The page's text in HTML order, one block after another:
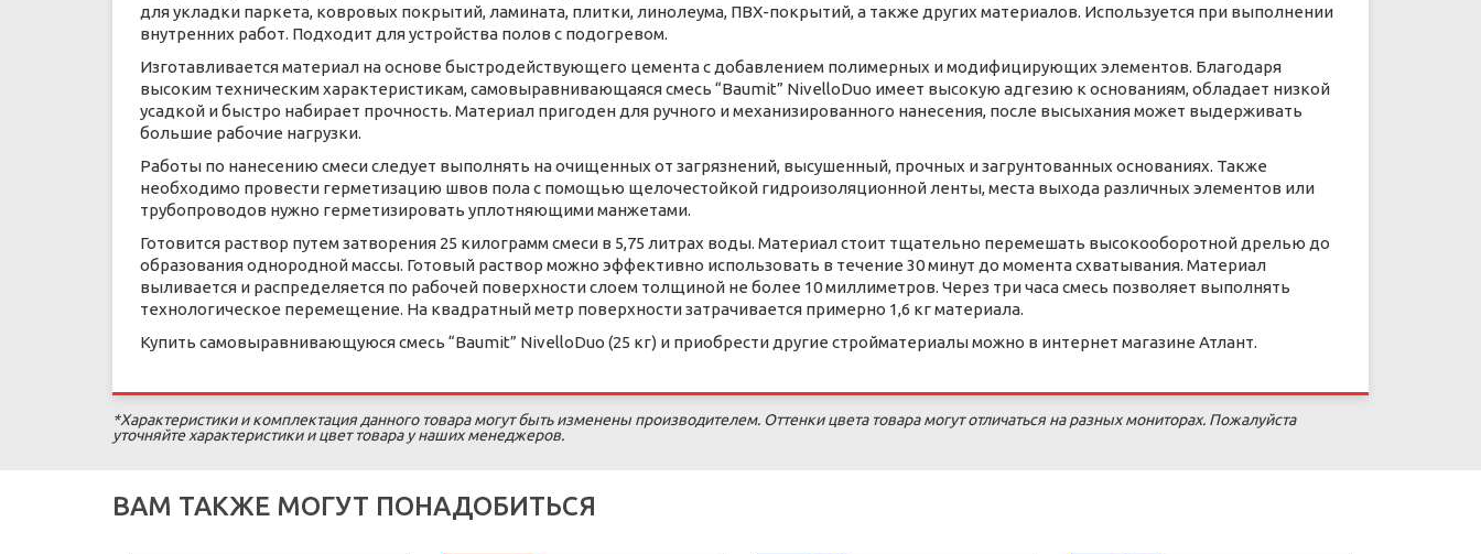
для укладки паркета, ковровых покрытий, ламината, плитки, линолеума, ПВХ-покрытий, а также других материалов. Используется при выполнении
внутренних работ. Подходит для устройства полов с подогревом.
Изготавливается материал на основе быстродействующего цемента с добавлением полимерных и модифицирующих элементов. Благодаря
высоким техническим характеристикам, самовыравнивающаяся смесь “Baumit” NivelloDuo имеет высокую адгезию к основаниям, обладает низкой
усадкой и быстро набирает прочность. Материал пригоден для ручного и механизированного нанесения, после высыхания может выдерживать
большие рабочие нагрузки.
Работы по нанесению смеси следует выполнять на очищенных от загрязнений, высушенный, прочных и загрунтованных основаниях. Также
необходимо провести герметизацию швов пола с помощью щелочестойкой гидроизоляционной ленты, места выхода различных элементов или
трубопроводов нужно герметизировать уплотняющими манжетами.
Готовится раствор путем затворения 25 килограмм смеси в 5,75 литрах воды. Материал стоит тщательно перемешать высокооборотной дрелью до
образования однородной массы. Готовый раствор можно эффективно использовать в течение 30 минут до момента схватывания. Материал
выливается и распределяется по рабочей поверхности слоем толщиной не более 10 миллиметров. Через три часа смесь позволяет выполнять
технологическое перемещение. На квадратный метр поверхности затрачивается примерно 1,6 кг материала.
Купить самовыравнивающуюся смесь “Baumit” NivelloDuo (25 кг) и приобрести другие стройматериалы можно в интернет магазине Атлант.
*Характеристики и комплектация данного товара могут быть изменены производителем. Оттенки цвета товара могут отличаться на разных мониторах. Пожалуйста
уточняйте характеристики и цвет товара у наших менеджеров.
ВАМ ТАКЖЕ МОГУТ ПОНАДОБИТЬСЯ